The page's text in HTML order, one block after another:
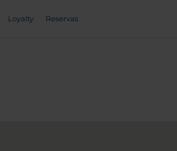
Loyalty Reservas